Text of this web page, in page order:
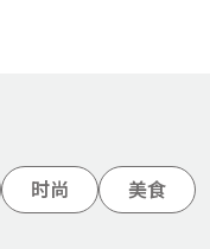
时尚 美食